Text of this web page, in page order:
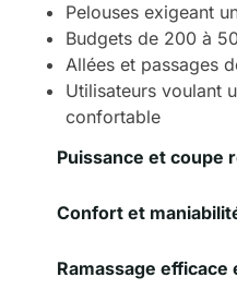
Pelouses exigeant
Budgets de 200 à
Allées et passages
Utilisateurs voulant
confortable
Puissance et coupe
Confort et
Ramassage